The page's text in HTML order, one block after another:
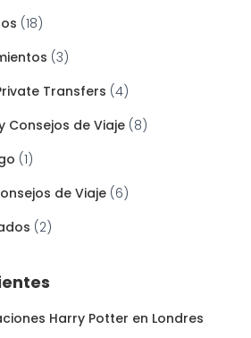
(18)
(3)
Transfers (4)
Consejos de Viaje(8)
(1)
de Viaje(6)
(2)
Harry Potter en Londres